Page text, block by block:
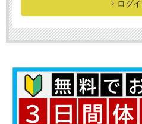
ログ